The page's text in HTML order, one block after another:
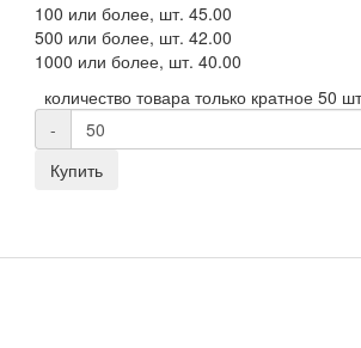
100 или более, шт. 45.00
500 или более, шт. 42.00
1000 или более, шт. 40.00
количество товара только кратное 50
-
Купить